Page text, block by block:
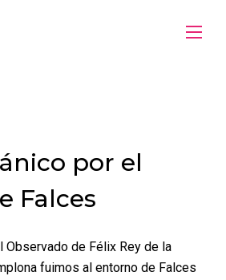
por el
Falces
Observado de Félix Rey de la
fuimos al entorno de Falces